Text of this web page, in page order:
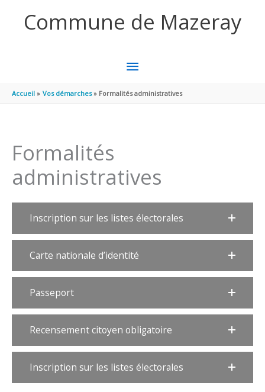
Commune de Mazeray
MENU
PRINCIPAL
Accueil Vos démarches Formalités administratives
Formalités
administratives
Inscription sur les listes électorales
Carte nationale d’identité
Passeport
Recensement citoyen obligatoire
Inscription sur les listes électorales